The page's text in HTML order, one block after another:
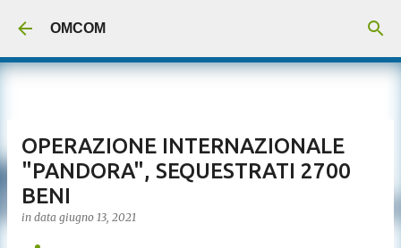
OMCOM
OPERAZIONE INTERNAZIONALE
"PANDORA", SEQUESTRATI 2700
BENI
in data giugno 13, 2021